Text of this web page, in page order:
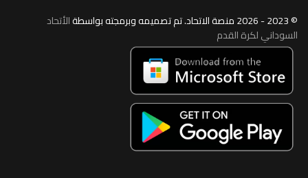
© 2023 - 2026 منصة الاتحاد. تم تصميمه وبرمجته بواسطة
الأتحاد
السوداني لكرة القدم